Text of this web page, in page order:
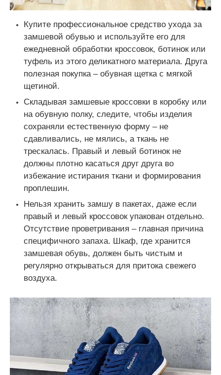
Купите профессиональное средство ухода за
замшевой обувью и используйте его для
ежедневной обработки кроссовок, ботинок или
туфель из этого деликатного материала. Друга
полезная покупка – обувная щетка с мягкой
щетиной.
Складывая замшевые кроссовки в коробку или
на обувную полку, следите, чтобы изделия
сохраняли естественную форму – не
сдавливались, не мялись, а ткань не
трескалась. Правый и левый ботинок не
должны плотно касаться друг друга во
избежание истирания ткани и формирования
проплешин.
Нельзя хранить замшу в пакетах, даже если
правый и левый кроссовок упакован отдельно.
Отсутствие проветривания – главная причина
специфичного запаха. Шкаф, где хранится
замшевая обувь, должен быть чистым и
регулярно открываться для притока свежего
воздуха.